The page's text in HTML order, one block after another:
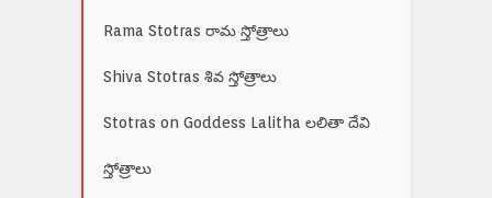
Rama Stotras రామ స్తోత్రాలు
Shiva Stotras శివ స్తోత్రాలు
Stotras on Goddess Lalitha లలితా దేవి
స్తోత్రాలు